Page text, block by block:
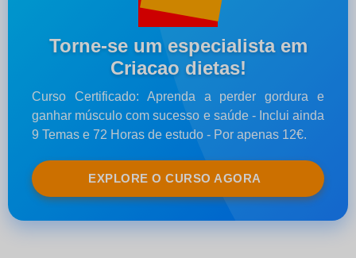
Torne-se um especialista em
Criacao dietas!
Curso Certificado: Aprenda a perder gordura e
ganhar músculo com sucesso e saúde - Inclui ainda
9 Temas e 72 Horas de estudo - Por apenas 12€.
EXPLORE O CURSO AGORA